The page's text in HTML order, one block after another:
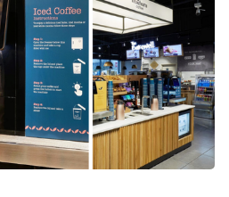
О нас
проектирование
и обучение
Блог